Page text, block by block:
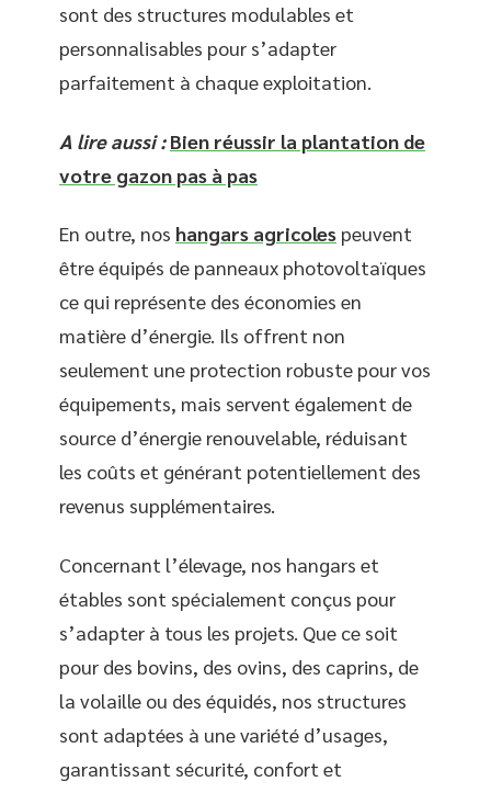
sont des structures modulables et
personnalisables pour s’adapter
parfaitement à chaque exploitation.
A lire aussi : Bien réussir la plantation de
votre gazon pas à pas
En outre, nos hangars agricoles peuvent
être équipés de panneaux photovoltaïques
ce qui représente des économies en
matière d’énergie. Ils offrent non
seulement une protection robuste pour vos
équipements, mais servent également de
source d’énergie renouvelable, réduisant
les coûts et générant potentiellement des
revenus supplémentaires.
Concernant l’élevage, nos hangars et
étables sont spécialement conçus pour
s’adapter à tous les projets. Que ce soit
pour des bovins, des ovins, des caprins, de
la volaille ou des équidés, nos structures
sont adaptées à une variété d’usages,
garantissant sécurité, confort et